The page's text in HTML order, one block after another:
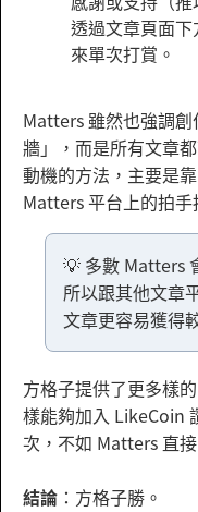
透過文章頁面
來單次打賞。
Matters 雖然也強調
牆」，而是所有文章
動機的方法，主要是靠
Matters 平台上的拍
💡 多數 Matters
所以跟其他文章
文章更容易獲得
方格子提供了更多樣
樣能夠加入 LikeCoin
次，不如 Matters 直
結論 ：方格子勝。